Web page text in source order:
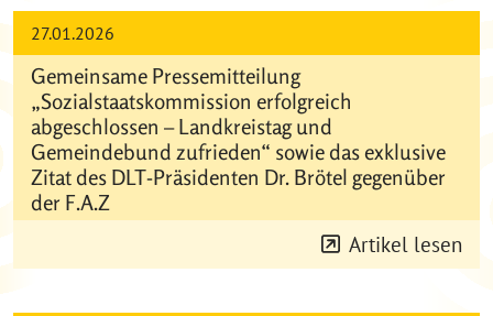
27.01.2026
Gemeinsame Pressemitteilung
„Sozialstaatskommission erfolgreich
abgeschlossen – Landkreistag und
Gemeindebund zufrieden“ sowie das exklusive
Zitat des DLT-Präsidenten Dr. Brötel gegenüber
der F.A.Z
Artikel lesen